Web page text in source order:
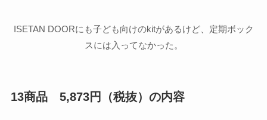
ISETAN DOORにも子ども向けのkitがあるけど、定期ボック
スには入ってなかった。
13商品 5,873円（税抜）の内容